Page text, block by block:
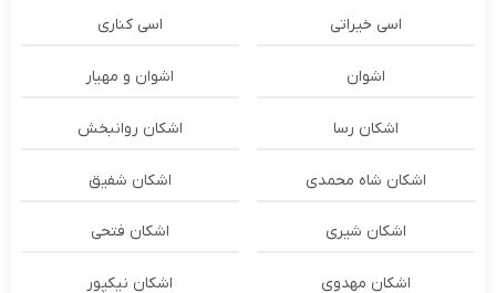
اسی خیراتی اسی کناری
اشوان اشوان و مهیار
اشکان رسا اشکان روانبخش
اشکان شاه محمدی اشکان شفیق
اشکان شیری اشکان فتحی
اشکان مهدوی اشکان نیکپور